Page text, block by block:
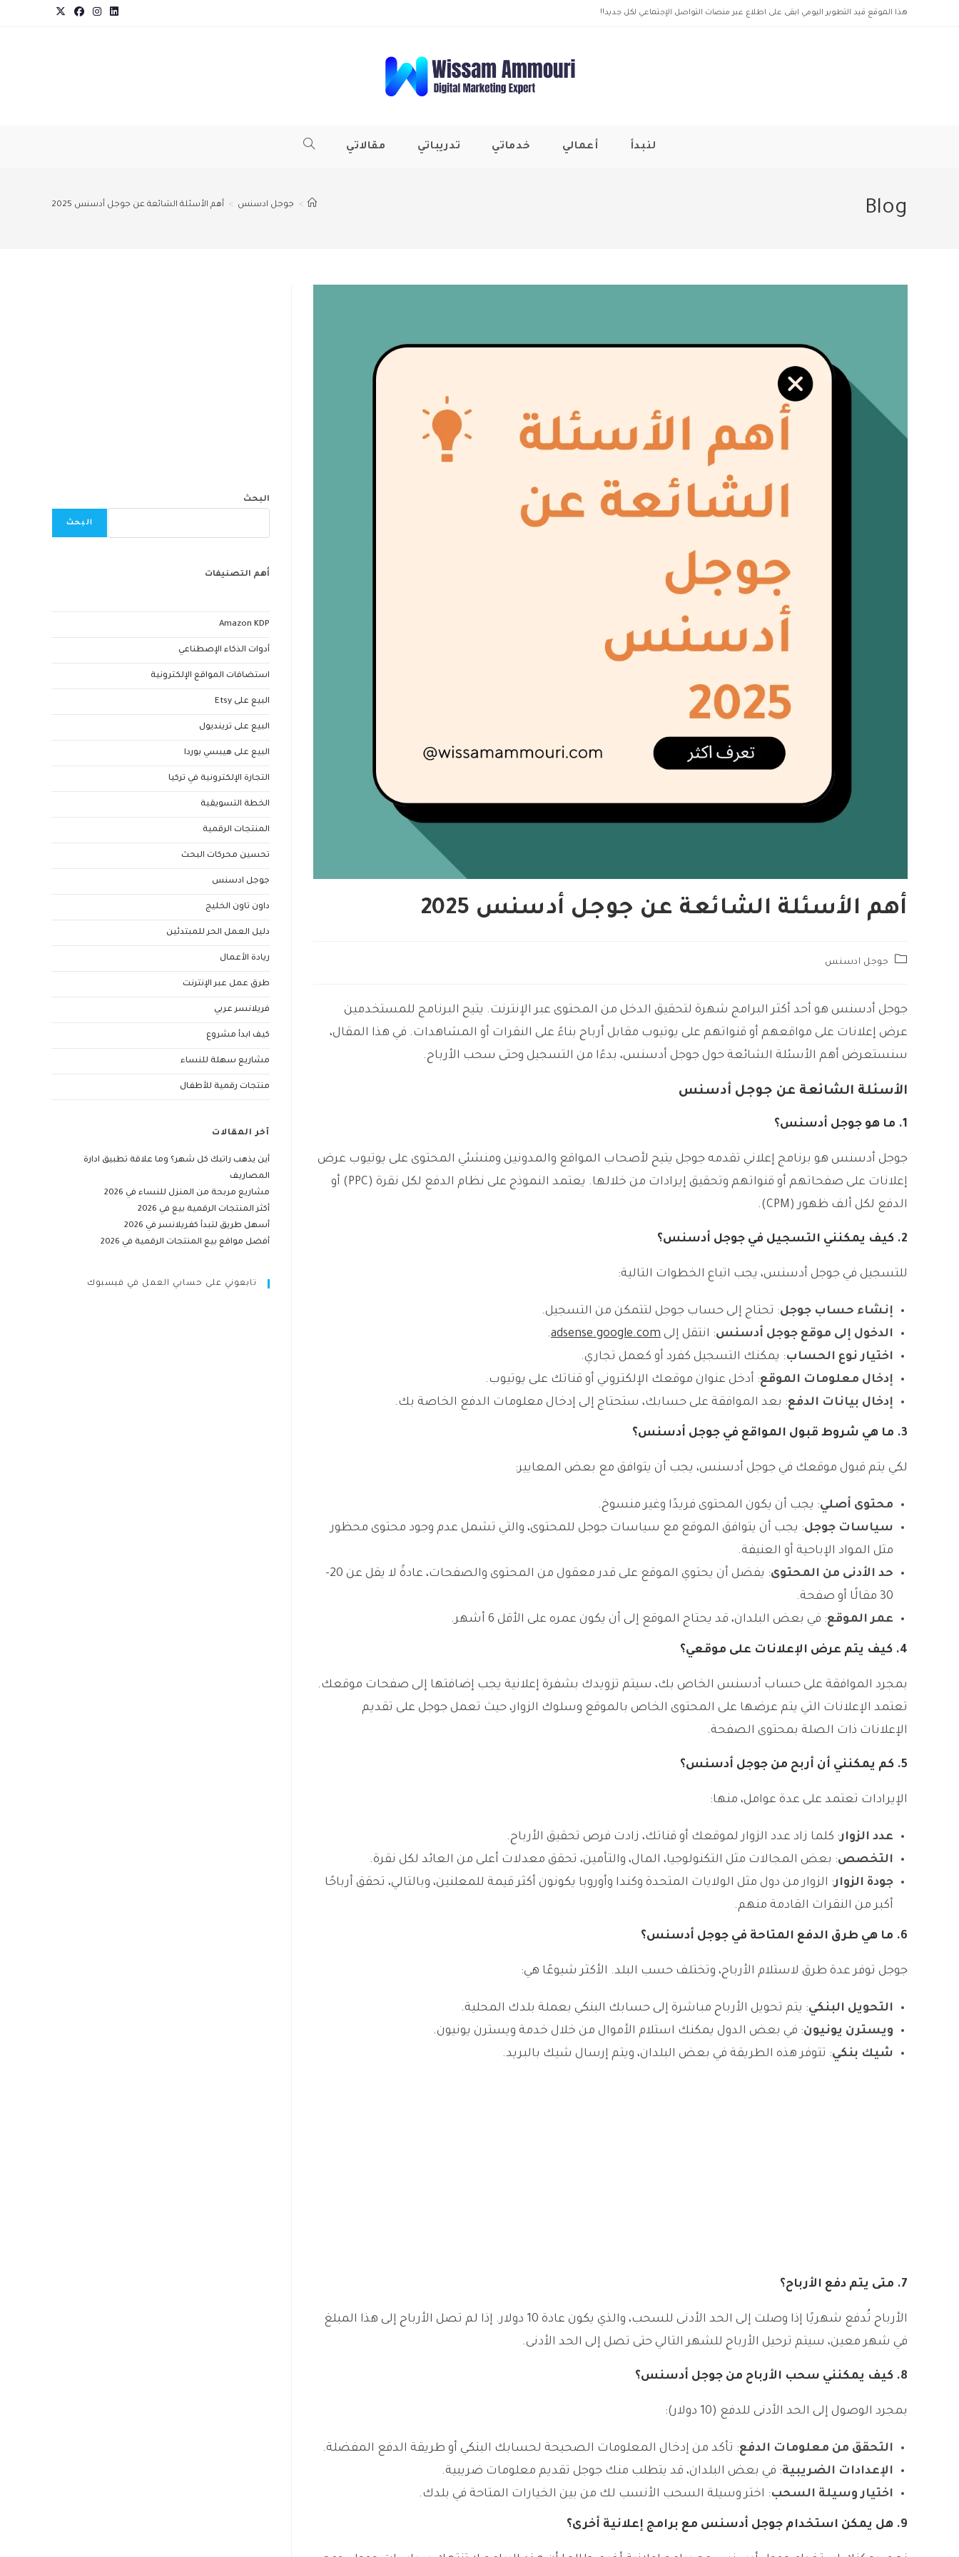
هذا الموقع قيد التطوير اليومي ابقى على اطلاع عبر منصات التواصل الإجتماعي لكل جديد!!
لنبدأ أعمالي خدماتي تدريباتي مقالاتي TOGGLE
Blog
> جوجل ادسنس > أهم الأسئلة الشائعة عن جوجل أدسنس 2025
أهم الأسئلة الشائعة عن جوجل أدسنس 2025
Post
جوجل ادسنس
جوجل أدسنس هو أحد أكثر البرامج شهرة لتحقيق الدخل من المحتوى عبر الإنترنت. يتيح البرنامج للمستخدمين
عرض إعلانات على مواقعهم أو قنواتهم على يوتيوب مقابل أرباح بناءً على النقرات أو المشاهدات. في هذا المقال،
سنستعرض أهم الأسئلة الشائعة حول جوجل أدسنس، بدءًا من التسجيل وحتى سحب الأرباح.
الأسئلة الشائعة عن جوجل أدسنس
1. ما هو جوجل أدسنس؟
جوجل أدسنس هو برنامج إعلاني تقدمه جوجل يتيح لأصحاب المواقع والمدونين ومنشئي المحتوى على يوتيوب عرض
إعلانات على صفحاتهم أو قنواتهم وتحقيق إيرادات من خلالها. يعتمد النموذج على نظام الدفع لكل نقرة (PPC) أو
الدفع لكل ألف ظهور (CPM).
2. كيف يمكنني التسجيل في جوجل أدسنس؟
للتسجيل في جوجل أدسنس، يجب اتباع الخطوات التالية:
إنشاء حساب جوجل: تحتاج إلى حساب جوجل لتتمكن من التسجيل.
الدخول إلى موقع جوجل أدسنس: انتقل إلى adsense.google.com
.
اختيار نوع الحساب: يمكنك التسجيل كفرد أو كعمل تجاري.
إدخال معلومات الموقع: أدخل عنوان موقعك الإلكتروني أو قناتك على يوتيوب.
إدخال بيانات الدفع: بعد الموافقة على حسابك، ستحتاج إلى إدخال معلومات الدفع الخاصة بك.
3. ما هي شروط قبول المواقع في جوجل أدسنس؟
لكي يتم قبول موقعك في جوجل أدسنس، يجب أن يتوافق مع بعض المعايير:
محتوى أصلي: يجب أن يكون المحتوى فريدًا وغير منسوخ.
سياسات جوجل: يجب أن يتوافق الموقع مع سياسات جوجل للمحتوى، والتي تشمل عدم وجود محتوى محظور
مثل المواد الإباحية أو العنيفة.
حد الأدنى من المحتوى
: يفضل أن يحتوي الموقع على قدر معقول من المحتوى والصفحات، عادةً لا يقل عن 20-
30 مقالًا أو صفحة.
عمر الموقع: في بعض البلدان، قد يحتاج الموقع إلى أن يكون عمره على الأقل 6 أشهر.
4. كيف يتم عرض الإعلانات على موقعي؟
بمجرد الموافقة على حساب أدسنس الخاص بك، سيتم تزويدك بشفرة إعلانية يجب إضافتها إلى صفحات موقعك.
تعتمد الإعلانات التي يتم عرضها على المحتوى الخاص بالموقع وسلوك الزوار، حيث تعمل جوجل على تقديم
الإعلانات ذات الصلة بمحتوى الصفحة.
5. كم يمكنني أن أربح من جوجل أدسنس؟
الإيرادات تعتمد على عدة عوامل، منها:
عدد الزوار: كلما زاد عدد الزوار لموقعك أو قناتك، زادت فرص تحقيق الأرباح.
التخصص: بعض المجالات مثل التكنولوجيا، المال، والتأمين، تحقق معدلات أعلى من العائد لكل نقرة.
جودة الزوار: الزوار من دول مثل الولايات المتحدة وكندا وأوروبا يكونون أكثر قيمة للمعلنين، وبالتالي، تحقق أرباحًا
أكبر من النقرات القادمة منهم.
6. ما هي طرق الدفع المتاحة في جوجل أدسنس؟
جوجل توفر عدة طرق لاستلام الأرباح، وتختلف حسب البلد. الأكثر شيوعًا هي:
التحويل البنكي: يتم تحويل الأرباح مباشرة إلى حسابك البنكي بعملة بلدك المحلية.
ويسترن يونيون: في بعض الدول يمكنك استلام الأموال من خلال خدمة ويسترن يونيون.
شيك بنكي: تتوفر هذه الطريقة في بعض البلدان، ويتم إرسال شيك بالبريد.
7. متى يتم دفع الأرباح؟
الأرباح تُدفع شهريًا إذا وصلت إلى الحد الأدنى للسحب، والذي يكون عادة 10 دولار. إذا لم تصل الأرباح إلى هذا المبلغ
في شهر معين، سيتم ترحيل الأرباح للشهر التالي حتى تصل إلى الحد الأدنى.
8. كيف يمكنني سحب الأرباح من جوجل أدسنس؟
بمجرد الوصول إلى الحد الأدنى للدفع (10 دولار):
التحقق من معلومات الدفع: تأكد من إدخال المعلومات الصحيحة لحسابك البنكي أو طريقة الدفع المفضلة.
الإعدادات الضريبية: في بعض البلدان، قد يتطلب منك جوجل تقديم معلومات ضريبية.
اختيار وسيلة السحب: اختر وسيلة السحب الأنسب لك من بين الخيارات المتاحة في بلدك.
9. هل يمكن استخدام جوجل أدسنس مع برامج إعلانية أخرى؟
البحث
البحث
أهم التصنيفات
Amazon KDP
أدوات الذكاء الإصطناعي
استضافات المواقع الإلكترونية
البيع على Etsy
البيع على ترينديول
البيع على هيبسي بوردا
التجارة الإلكترونية في تركيا
الخطة التسويقية
المنتجات الرقمية
تحسين محركات البحث
جوجل ادسنس
داون تاون الخليج
دليل العمل الحر للمبتدئين
ريادة الأعمال
طرق عمل عبر الإنترنت
فريلانسر عربي
كيف ابدأ مشروع
مشاريع سهلة للنساء
منتجات رقمية للأطفال
آخر المقالات
أين يذهب راتبك كل شهر؟ وما علاقة تطبيق ادارة
المصاريف
مشاريع مربحة من المنزل للنساء في 2026
أكثر المنتجات الرقمية بيع في 2026
أسهل طريق لتبدأ كفريلانسر في 2026
أفضل مواقع بيع المنتجات الرقمية في 2026
تابعوني على حسابي العمل في فيسبوك